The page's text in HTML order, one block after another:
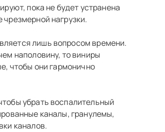
пока не будет устранена
нагрузки.
лишь вопросом времени.
наполовину, то виниры
чтобы они гармонично
убрать воспалительный
каналы, гранулемы,
каналов.